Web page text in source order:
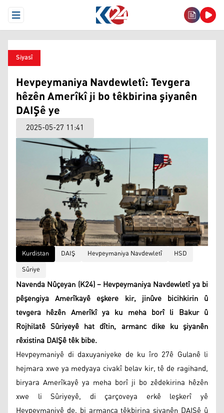
Open Menu
Siyasî
Hevpeymaniya Navdewletî: Tevgera
hêzên Amerîkî ji bo têkbirina şiyanên
DAIŞê ye
2025-05-27 11:41
Kurdistan DAIŞ Hevpeymaniya Navdewletî
HSD
Sûriye
Navenda Nûçeyan (K24) – Hevpeymaniya Navdewletî ya bi
pêşengiya Amerîkayê eşkere kir, jinûve bicihkirin û
tevgera hêzên Amerîkî ya ku meha borî li Bakur û
Rojhilatê Sûriyeyê hat dîtin, armanc dike ku şiyanên
rêxistina DAIŞê têk bibe.
Hevpeymaniyê di daxuyaniyeke de ku îro 27ê Gulanê li
hejmara xwe ya medyaya civakî belav kir, tê de ragihand,
biryara Amerîkayê ya meha borî ji bo zêdekirina hêzên
xwe li Sûriyeyê, di çarçoveya erkê leşkerî yê